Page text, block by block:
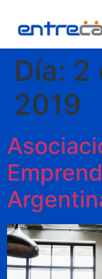
Día: 2
2019